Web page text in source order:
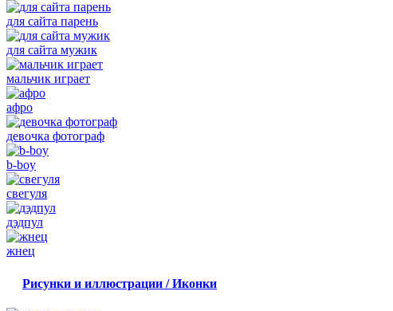
для сайта парень
для сайта мужик
мальчик играет
афро
девочка фотограф
b-boy
свегуля
дэдпул
жнец
Рисунки и иллюстрации / Иконки